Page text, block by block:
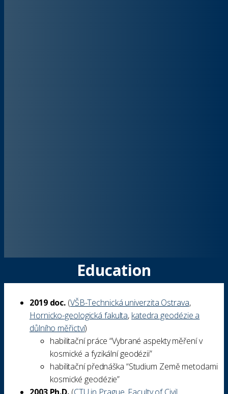
Education
2019 doc. (VŠB-Technická univerzita Ostrava,
Hornicko-geologická fakulta, katedra geodézie a
důlního měřictví)
habilitační práce “Vybrané aspekty měření v
kosmické a fyzikální geodézii”
habilitační přednáška “Studium Země metodami
kosmické geodézie”